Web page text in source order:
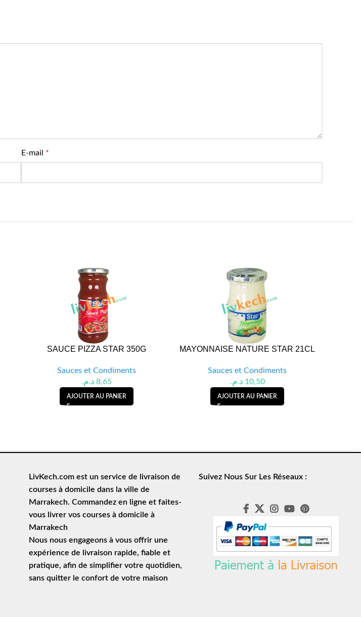
E-mail *
SAUCE PIZZA STAR 350G
Sauces et Condiments
8,65 د.م.
AJOUTER AU PANIER
MAYONNAISE NATURE STAR 21CL
Sauces et Condiments
10,50 د.م.
AJOUTER AU PANIER
LivKech.com est un service de
livraison de
courses à domicile dans la ville de
Marrakech. Commandez en ligne et faites-
vous livrer vos courses à domicile à
Marrakech
Nous nous engageons à vous offrir une
expérience de
livraison rapide, fiable et
pratique, afin de simplifier votre quotidien,
sans quitter le confort de votre maison
Suivez Nous Sur Les Réseaux :